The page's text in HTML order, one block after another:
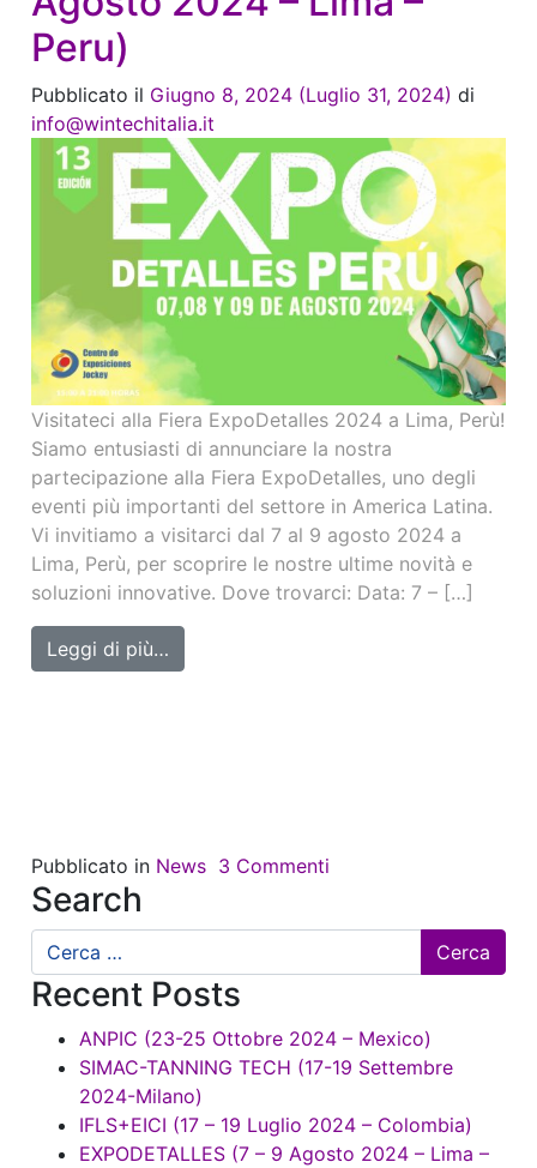
Peru)
Pubblicato il Giugno 8, 2024 (Luglio 31, 2024)di
info@wintechitalia.it
Visitateci alla Fiera ExpoDetalles 2024 a Lima, Perù!
Siamo entusiasti di annunciare la nostra
partecipazione alla Fiera ExpoDetalles, uno degli
eventi più importanti del settore in America Latina.
Vi invitiamo a visitarci dal 7 al 9 agosto 2024 a
Lima, Perù, per scoprire le nostre ultime novità e
soluzioni innovative. Dove trovarci: Data: 7 – […]
Leggi di più…
Pubblicato in News 3 Commenti
Search
Ricerca
per:
Recent Posts
ANPIC (23-25 Ottobre 2024 – Mexico)
SIMAC-TANNING TECH (17-19 Settembre
2024-Milano)
IFLS+EICI (17 – 19 Luglio 2024 – Colombia)
EXPODETALLES (7 – 9 Agosto 2024 – Lima –